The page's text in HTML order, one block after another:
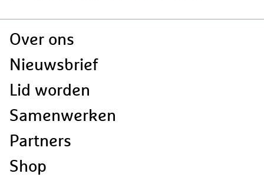
Doormat
Over ons
Nieuwsbrief
Lid worden
Samenwerken
Partners
Shop